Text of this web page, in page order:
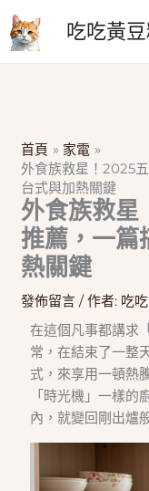
至
主
吃吃黃
首頁
家電
外食族救星！2025
台式與加熱關鍵
外食族救星
推薦，一篇
熱關鍵
發佈留言 / 作者: 吃
在這個凡事都講求
常，在結束了一整
式，來享用一頓熱
「時光機」一樣
內，就變回剛出爐